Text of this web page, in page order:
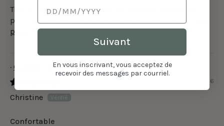
Très confortable. la grandeur est parfaite. J'adore les
poches pour y mettre le téléphone lorsque je vais...
plus
Cuissard 9 1/2" avec Poches Ecomove - Noir
09/02/2026
Christine
Confortable
Suivant
En vous inscrivant, vous acceptez de
recevoir des messages par courriel.